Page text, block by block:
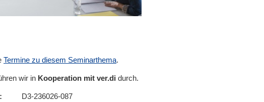
Termine zu diesem Seminarthema.
wir in Kooperation mit ver.di durch.
D3-236026-087